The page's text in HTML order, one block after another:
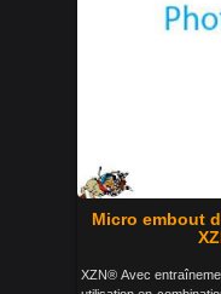
Micro embout
XZN® Avec